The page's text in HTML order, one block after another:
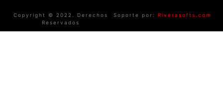
Copyright © 2022. Derechos
Reservados
Soporte por: Riverasofts.com